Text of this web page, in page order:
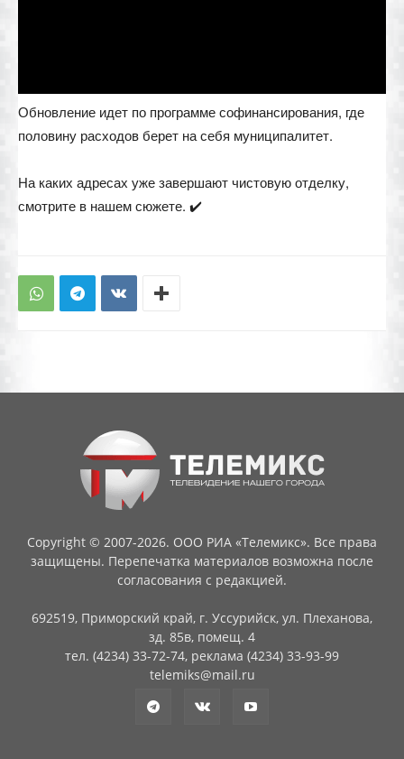
Обновление идет по программе софинансирования, где
половину расходов берет на себя муниципалитет.
На каких адресах уже завершают чистовую отделку,
смотрите в нашем сюжете. ✔️
Copyright © 2007-2026. ООО РИА «Телемикс». Все права
защищены. Перепечатка материалов возможна после
согласования с редакцией.
692519, Приморский край, г. Уссурийск, ул. Плеханова,
зд. 85в, помещ. 4
тел. (4234) 33-72-74, реклама (4234) 33-93-99
telemiks@mail.ru